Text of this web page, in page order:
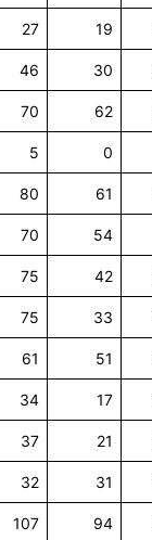
27 19
46 30
70 62
5 0
80 61
70 54
75 42
75 33
61 51
34 17
37 21
32 31
107 94